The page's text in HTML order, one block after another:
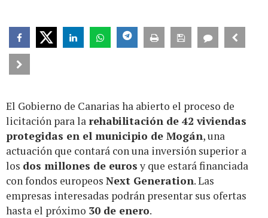
El Gobierno de Canarias ha abierto el proceso de
licitación para la rehabilitación de 42 viviendas
protegidas en el municipio de Mogán, una
actuación que contará con una inversión superior a
los dos millones de euros y que estará financiada
con fondos europeos Next Generation. Las
empresas interesadas podrán presentar sus ofertas
hasta el próximo 30 de enero.